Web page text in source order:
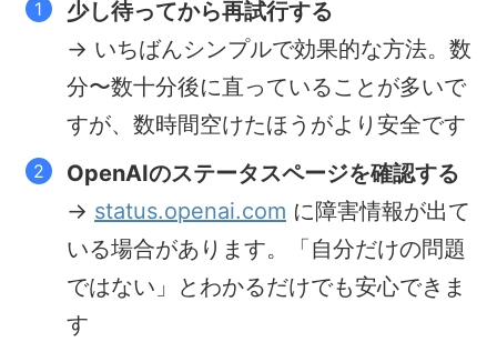
少し待ってから再試行する
→ いちばんシンプルで効果的な方法。数
分〜数十分後に直っていることが多いで
すが、数時間空けたほうがより安全です
OpenAIのステータスページを確認する
→ status.openai.com に障害情報が出て
いる場合があります。「自分だけの問題
ではない」とわかるだけでも安心できま
す